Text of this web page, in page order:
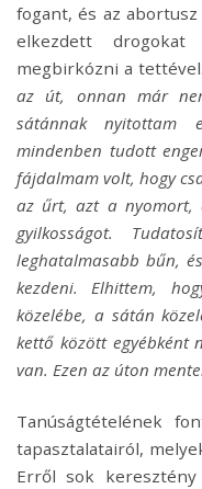
fogant, és az
elkezdett
megbirkózni a
az út, onnan már
sátánnak nyitottam
mindenben tudott
fájdalmam volt, hogy
az űrt, azt a nyomort,
gyilkosságot.
leghatalmasabb bűn,
kezdeni.Elhittem,
közelébe, a sátán
kettő között egyébként
van. Ezen az úton
Tanúságtételének
tapasztalatairól,
Erről sok